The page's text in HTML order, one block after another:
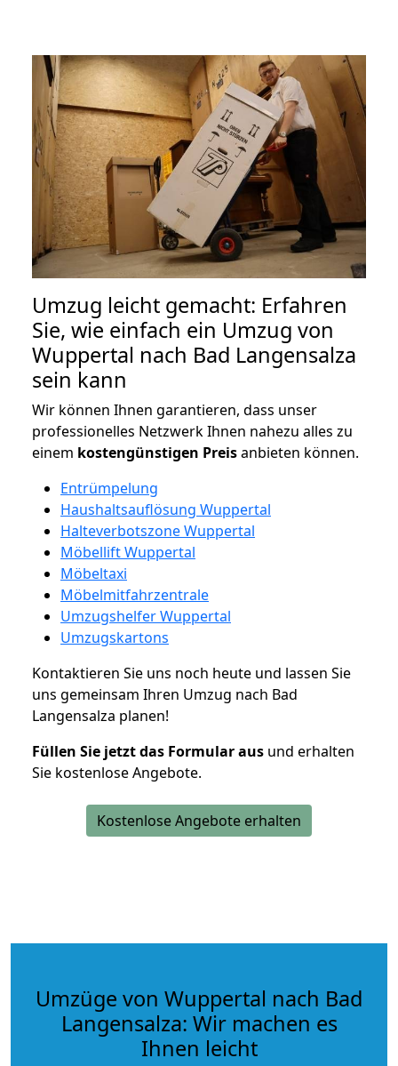
Umzug leicht gemacht: Erfahren
Sie, wie einfach ein Umzug von
Wuppertal nach Bad Langensalza
sein kann
Wir können Ihnen garantieren, dass unser
professionelles Netzwerk Ihnen nahezu alles zu
einem kostengünstigen Preisanbieten können.
Entrümpelung
Haushaltsauflösung Wuppertal
Halteverbotszone Wuppertal
Möbellift Wuppertal
Möbeltaxi
Möbelmitfahrzentrale
Umzugshelfer Wuppertal
Umzugskartons
Kontaktieren Sie uns noch heute und lassen Sie
uns gemeinsam Ihren Umzug nach Bad
Langensalza planen!
Füllen Sie jetzt das Formular aus und erhalten
Sie kostenlose Angebote.
Kostenlose Angebote erhalten
Umzüge von Wuppertal nach Bad
Langensalza: Wir machen es
Ihnen leicht